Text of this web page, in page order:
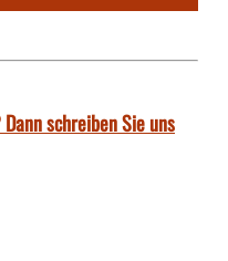
schreiben Sie uns